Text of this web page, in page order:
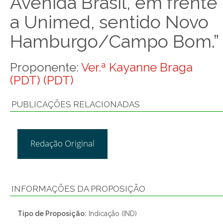
a Unimed, sentido Novo
Hamburgo/Campo Bom.”
Proponente: Ver.ª Kayanne Braga
(PDT) (PDT)
PUBLICAÇÕES RELACIONADAS
Redação Original
INFORMAÇÕES DA PROPOSIÇÃO
Tipo de Proposição: Indicação (IND)